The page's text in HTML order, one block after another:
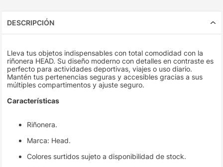
DESCRIPCIÓN
Lleva tus objetos indispensables con total comodidad con la
riñonera HEAD. Su diseño moderno con detalles en contraste es
perfecto para actividades deportivas, viajes o uso diario.
Mantén tus pertenencias seguras y accesibles gracias a sus
múltiples compartimentos y ajuste seguro.
Características
Riñonera.
Marca: Head.
Colores surtidos sujeto a disponibilidad de stock.